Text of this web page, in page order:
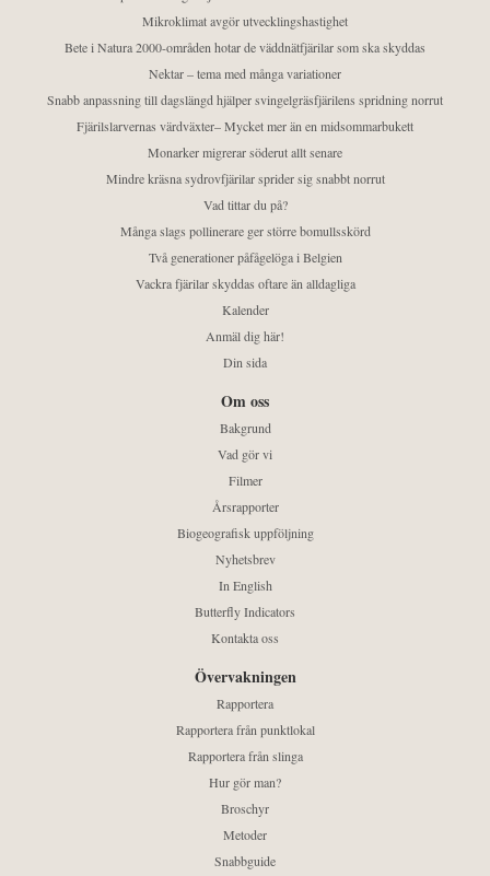
Mikroklimat avgör utvecklingshastighet
Bete i Natura 2000-områden hotar de väddnätfjärilar som ska skyddas
Nektar – tema med många variationer
Snabb anpassning till dagslängd hjälper svingelgräsfjärilens spridning norrut
Fjärilslarvernas värdväxter– Mycket mer än en midsommarbukett
Monarker migrerar söderut allt senare
Mindre kräsna sydrovfjärilar sprider sig snabbt norrut
Vad tittar du på?
Många slags pollinerare ger större bomullsskörd
Två generationer påfågelöga i Belgien
Vackra fjärilar skyddas oftare än alldagliga
Kalender
Anmäl dig här!
Din sida
Om oss
Bakgrund
Vad gör vi
Filmer
Årsrapporter
Biogeografisk uppföljning
Nyhetsbrev
In English
Butterfly Indicators
Kontakta oss
Övervakningen
Rapportera
Rapportera från punktlokal
Rapportera från slinga
Hur gör man?
Broschyr
Metoder
Snabbguide